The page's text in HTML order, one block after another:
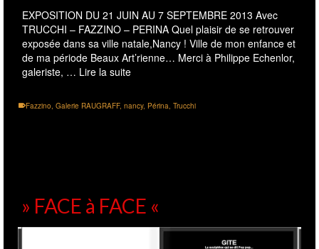
EXPOSITION DU 21 JUIN AU 7 SEPTEMBRE 2013 Avec
TRUCCHI – FAZZINO – PERINA Quel plaisir de se retrouver
exposée dans sa ville natale,Nancy ! Ville de mon enfance et
de ma période Beaux Art’rienne… Merci à Philippe Echenlor,
galeriste, … Lire la suite
Fazzino, Galerie RAUGRAFF, nancy, Périna, Trucchi
» FACE à FACE «